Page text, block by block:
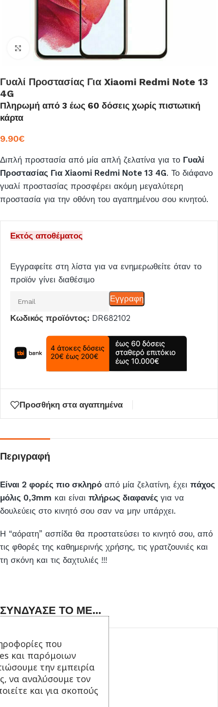
Click to enlarge
Γυαλί Προστασίας Για Xiaomi Redmi Note 13
4G
Πληρωμή από 3 έως 60 δόσεις χωρίς πιστωτική
κάρτα
9.90€
Διπλή προστασία από μία απλή ζελατίνα για το Γυαλί
Προστασίας Για Xiaomi Redmi Note 13 4G. Το διάφανο
γυαλί προστασίας προσφέρει ακόμη μεγαλύτερη
προστασία για την οθόνη του αγαπημένου σου κινητού.
Εκτός αποθέματος
Εγγραφείτε στη λίστα για να ενημερωθείτε όταν το
προϊόν γίνει διαθέσιμο
email
για
να
αναμονής
αυτό
προϊόν
Εγγραφη
Κωδικός προϊόντος: DR682102
Προσθήκη στα αγαπημένα
Περιγραφή
Είναι 2 φορές πιο σκληρό από μία ζελατίνη, έχει πάχος
μόλις 0,3mm και είναι πλήρως διαφανές για να
δουλεύεις στο κινητό σου σαν να μην υπάρχει.
Η “αόρατη” ασπίδα θα προστατεύσει το κινητό σου, από
τις φθορές της καθημερινής χρήσης, τις γρατζουνιές και
τη σκόνη και τις δαχτυλιές !!!
ΣΥΝΔΥΑΣΕ ΤΟ ΜΕ...
που
και παρόμοιων
την εμπειρία
να αναλύσουμε τον
και για σκοπούς